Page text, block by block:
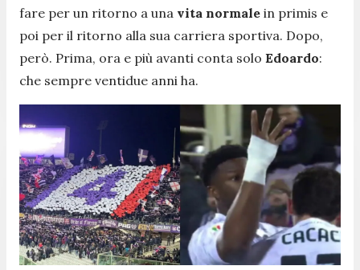
fare per un ritorno a una vita normale in primis e
poi per il ritorno alla sua carriera sportiva. Dopo,
però. Prima, ora e più avanti conta solo Edoardo:
che sempre ventidue anni ha.